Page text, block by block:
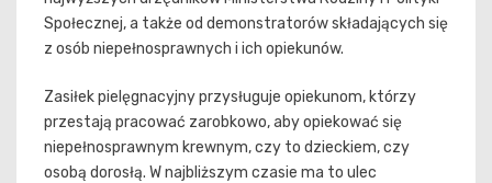
Społecznej, a także od demonstratorów składających się
z osób niepełnosprawnych i ich opiekunów.
Zasiłek pielęgnacyjny przysługuje opiekunom, którzy
przestają pracować zarobkowo, aby opiekować się
niepełnosprawnym krewnym, czy to dzieckiem, czy
osobą dorosłą. W najbliższym czasie ma to ulec